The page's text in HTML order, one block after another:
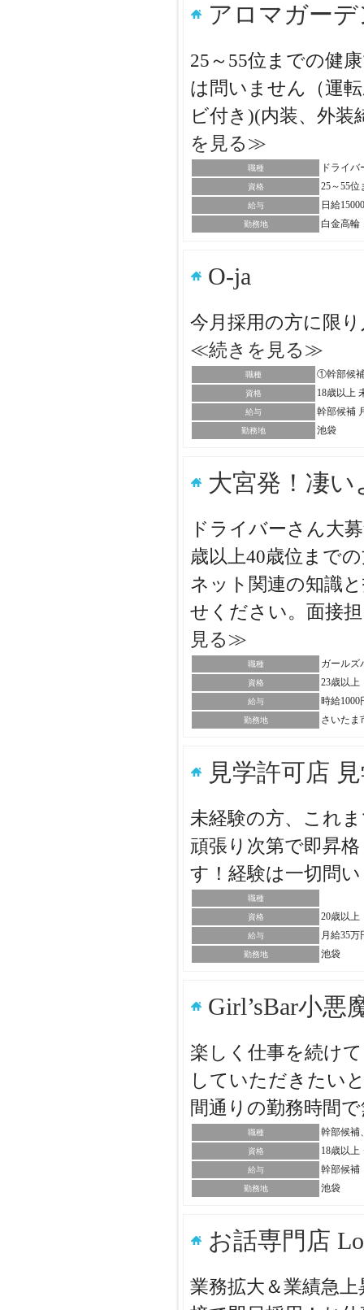
アロマガー
25～55位までの健
は問いません（運
ビ付き)(内装、外
を見る≫
職種 ドライバ
資格 25～55
給与 日給
勤務地 白金高輪
O-ja
今月採用の方に限
≪続きを見る≫
職種 ①幹部候
資格 18歳以上
給与 幹部候補
勤務地 池袋
大宮発！凄
ドライバーさん大
歳以上40歳位まで
ネット関連の知識
せください。面接
見る≫
職種 ガールズ
資格 23歳以上
給与 時給1000
勤務地 さいたま
見学許可店
未経験の方、これ
頑張り次第で即昇
す！経験は一切問
職種
資格 20歳以
給与 月給35万
勤務地 池袋
Girl’sBar小悪
楽しく仕事を続け
していただきたい
間通りの勤務時間
職種 幹部候補
資格 18歳以
給与 幹部候補
勤務地 池袋
お話専門店
業務拡大＆業績急